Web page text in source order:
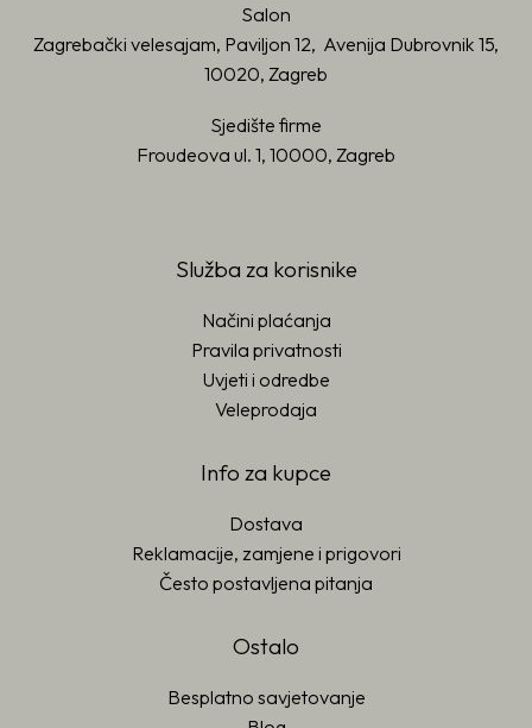
Salon
Zagrebački velesajam, Paviljon 12, Avenija Dubrovnik 15,
10020, Zagreb
Sjedište firme
Froudeova ul. 1, 10000, Zagreb
Služba za korisnike
Načini plaćanja
Pravila privatnosti
Uvjeti i odredbe
Veleprodaja
Info za kupce
Dostava
Reklamacije, zamjene i prigovori
Često postavljena pitanja
Ostalo
Besplatno savjetovanje